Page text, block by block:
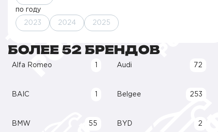
по году
2023 2024 2025
БОЛЕЕ 52 БРЕНДОВ
Alfa Romeo Audi 72
BAIC Belgee 253
BMW 55 BYD 2